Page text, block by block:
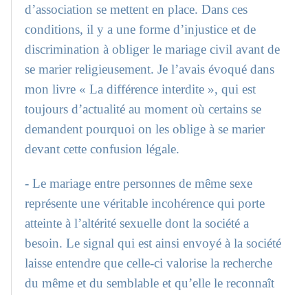
d’association se mettent en place. Dans ces
conditions, il y a une forme d’injustice et de
discrimination à obliger le mariage civil avant de
se marier religieusement. Je l’avais évoqué dans
mon livre « La différence interdite », qui est
toujours d’actualité au moment où certains se
demandent pourquoi on les oblige à se marier
devant cette confusion légale.
- Le mariage entre personnes de même sexe
représente une véritable incohérence qui porte
atteinte à l’altérité sexuelle dont la société a
besoin. Le signal qui est ainsi envoyé à la société
laisse entendre que celle-ci valorise la recherche
du même et du semblable et qu’elle le reconnaît